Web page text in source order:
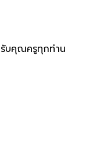
รับคุณครูทุกท่าน